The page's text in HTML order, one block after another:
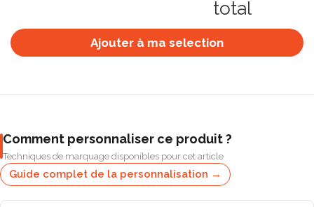
total
Ajouter à ma selection
Comment personnaliser ce produit ?
Techniques de marquage disponibles pour cet article
Guide complet de la personnalisation →